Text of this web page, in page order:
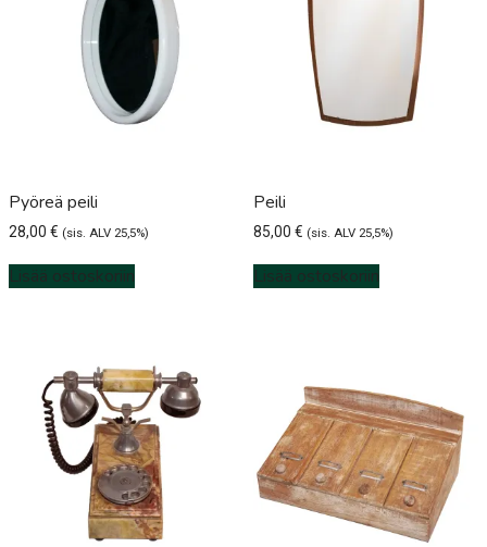
Pyöreä peili
28,00 € (sis. ALV 25,5%)
Lisää ostoskoriin
Peili
85,00 € (sis. ALV 25,5%)
Lisää ostoskoriin